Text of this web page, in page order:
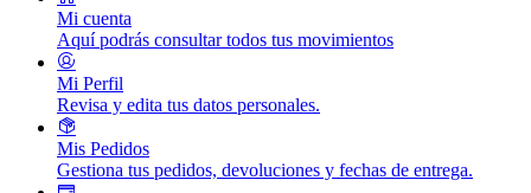
Mi cuenta
Aquí podrás consultar todos tus movimientos
Mi Perfil
Revisa y edita tus datos personales.
Mis Pedidos
Gestiona tus pedidos, devoluciones y fechas de entrega.